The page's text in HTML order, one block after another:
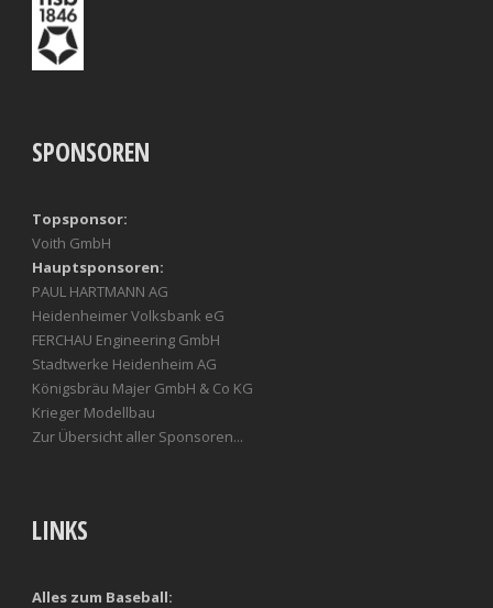
SPONSOREN
Topsponsor:
Voith GmbH
Hauptsponsoren:
PAUL HARTMANN AG
Heidenheimer Volksbank eG
FERCHAU Engineering GmbH
Stadtwerke Heidenheim AG
Königsbräu Majer GmbH & Co KG
Krieger Modellbau
Zur Übersicht aller Sponsoren...
LINKS
Alles zum Baseball: